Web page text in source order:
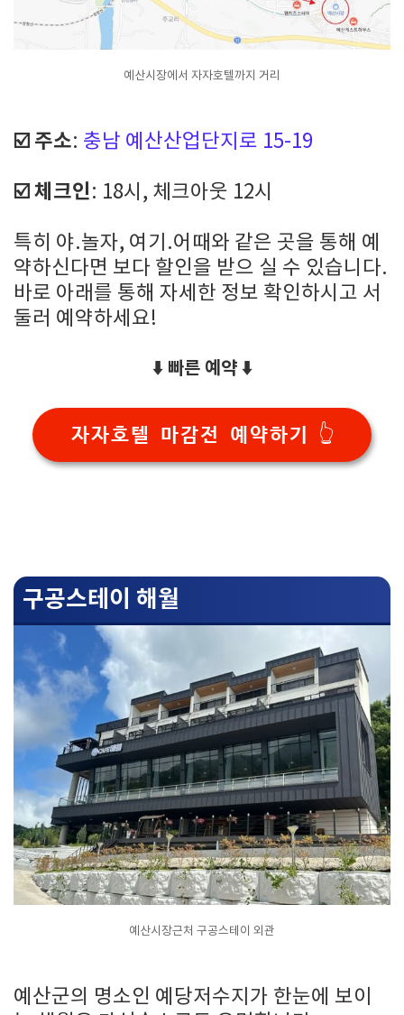
예산시장에서 자자호텔까지 거리
☑️ 주소: 충남 예산산업단지로 15-19
☑️ 체크인: 18시, 체크아웃 12시
특히 야.놀자, 여기.어때와 같은 곳을 통해 예
약하신다면 보다 할인을 받으 실 수 있습니다.
바로 아래를 통해 자세한 정보 확인하시고 서
둘러 예약하세요!
⬇️ 빠른 예약 ⬇️
자자호텔 마감전 예약하기 👆
구공스테이 해월
예산시장근처 구공스테이 외관
예산군의 명소인 예당저수지가 한눈에 보이